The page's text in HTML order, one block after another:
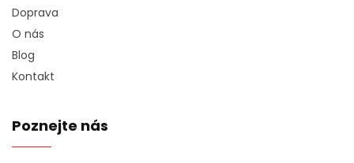
Doprava
O nás
Blog
Kontakt
Poznejte nás